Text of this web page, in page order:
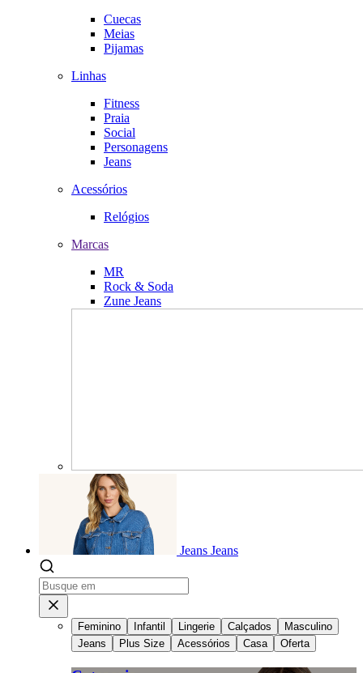
Cuecas
Meias
Pijamas
Linhas
Fitness
Praia
Social
Personagens
Jeans
Acessórios
Relógios
Marcas
MR
Rock & Soda
Zune Jeans
Jeans Jeans
Feminino Infantil Lingerie Calçados
Masculino
Jeans
Plus Size Acessórios Casa Oferta